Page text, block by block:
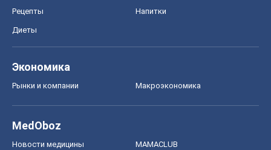
Рецепты Напитки
Диеты
Экономика
Рынки и компании Mакроэкономика
MedOboz
Новости медицины MAMACLUB